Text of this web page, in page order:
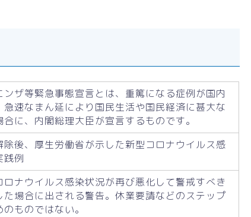
ザ等緊急事態宣言とは、重篤になる症例が国内
急速なまん延により国民生活や国民経済に甚大な
に、内閣総理大臣が宣言するものです。
除後、厚生労働省が示した新型コロナウイルス感
践例
ロナウイルス感染状況が再び悪化して警戒すべき
た場合に出される警告。休業要請などのステップ
ものではない。